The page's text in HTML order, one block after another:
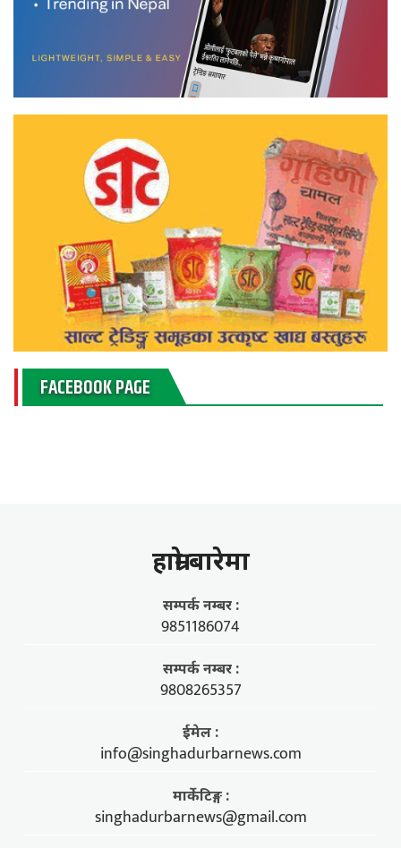
FACEBOOK PAGE
हाम्राे बारेमा
सम्पर्क नम्बर :
9851186074
सम्पर्क नम्बर :
9808265357
ईमेल :
info@singhadurbarnews.com
मार्केटिङ्ग :
singhadurbarnews@gmail.com